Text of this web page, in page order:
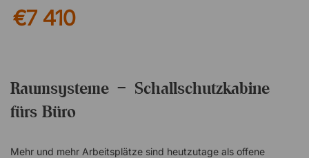
Geräuschpegel im gesamten Raum effektiv zu senken. Diese
Variante von The Hut verfügt über halbhohe Frontschirme, die
Anpassung an den Untergrund Die Paneele sind mit
verstellbaren Füßen ausgestattet, die Unebenheiten im Boden
ausgleichen und dafür sorgen, dass der schallabsorbierende
angewiesen, auf dem Sie Ihre The Hut platzieren, sondern
€7 410
Raumsysteme – Schallschutzkabine
fürs Büro
Mehr und mehr Arbeitsplätze sind heutzutage als offene